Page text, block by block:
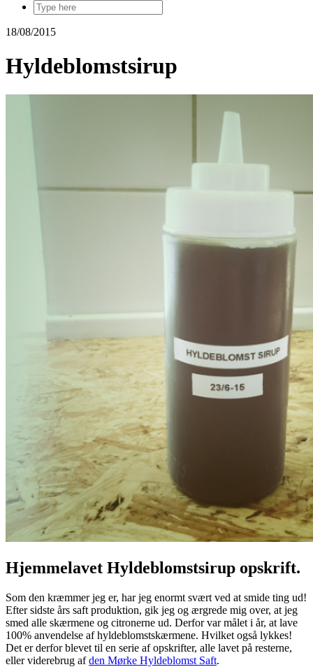
18/08/2015
Hyldeblomstsirup
Hjemmelavet Hyldeblomstsirup opskrift.
Som den kræmmer jeg er, har jeg enormt svært ved at smide ting ud!
Efter sidste års saft produktion, gik jeg og ærgrede mig over, at jeg
smed alle skærmene og citronerne ud. Derfor var målet i år, at lave
100% anvendelse af hyldeblomstskærmene. Hvilket også lykkes!
Det er derfor blevet til en serie af opskrifter, alle lavet på resterne,
eller viderebrug afden Mørke Hyldeblomst Saft.